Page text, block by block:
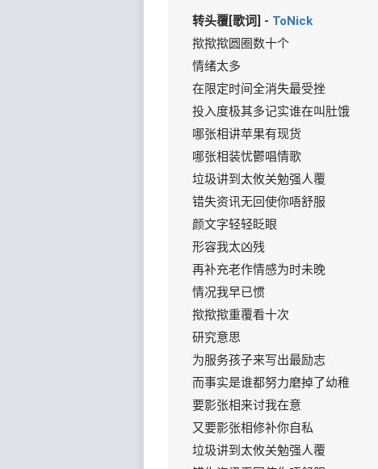
转头覆[歌词] - ToNick
揿揿揿圆圈数十个
情绪太多
在限定时间全消失最受挫
投入度极其多记实谁在叫肚饿
哪张相讲苹果有现货
哪张相装忧鬱唱情歌
垃圾讲到太攸关勉强人覆
错失资讯无回使你唔舒服
颜文字轻轻眨眼
形容我太凶残
再补充老作情感为时未晚
情况我早已惯
揿揿揿重覆看十次
研究意思
为服务孩子来写出最励志
而事实是谁都努力磨掉了幼稚
要影张相来讨我在意
又要影张相修补你自私
垃圾讲到太攸关勉强人覆